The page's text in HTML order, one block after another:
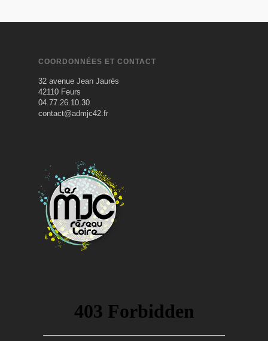
COORDONNÉES ET CONTACT
32 avenue Jean Jaurès
42110 Feurs
04.77.26.10.30
contact@admjc42.fr